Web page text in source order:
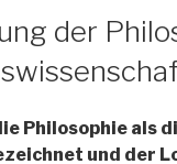
der
Philosophie als
und der